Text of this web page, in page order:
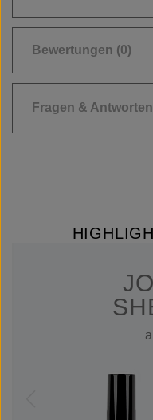
Bewertungen (0)
Fragen & Antworten